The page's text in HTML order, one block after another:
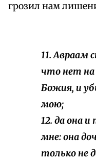
грозил нам
11. Авраам
что нет на
Божия, и
мою;
12. да она и
мне: она
только не